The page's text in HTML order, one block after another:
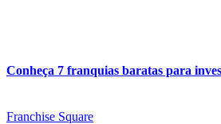
Conheça 7 franquias baratas para
Franchise Square